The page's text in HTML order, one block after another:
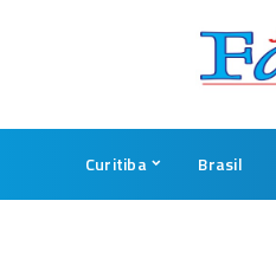
Curitiba Brasil